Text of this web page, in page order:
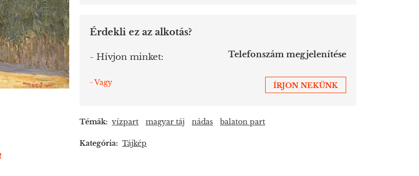
Érdekli ez az alkotás?
- Hívjon minket: Telefonszám megjelenítése
- Vagy ÍRJON NEKÜNK
Témák: vízpart magyar táj nádas balaton part
Kategória: Tájkép